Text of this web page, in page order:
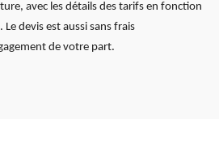
avec les détails des tarifs en fonction
devis est aussi sans frais
de votre part.